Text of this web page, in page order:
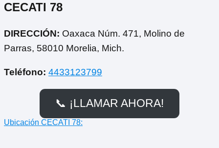
CECATI 78
DIRECCIÓN: Oaxaca Núm. 471, Molino de
Parras, 58010 Morelia, Mich.
Teléfono: 4433123799
📞 ¡LLAMAR AHORA!
Ubicación CECATI 78: